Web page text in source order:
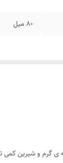
۸۰ میل
ی گرم و شیرین کمی